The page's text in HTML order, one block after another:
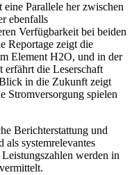
eine Parallele her zwischen
ebenfalls
Verfügbarkeit bei beiden
Reportage zeigt die
Element H2O, und in der
erfährt die Leserschaft
in die Zukunft zeigt
Stromversorgung spielen
Berichterstattung und
systemrelevantes
werden in